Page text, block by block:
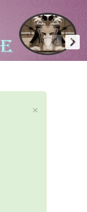
×